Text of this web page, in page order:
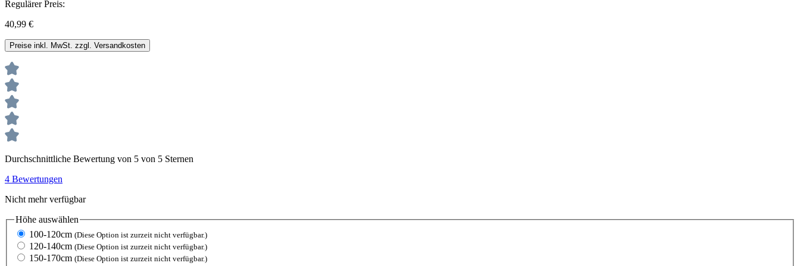
Regulärer Preis:
40,99 €
Preise inkl. MwSt. zzgl. Versandkosten
Durchschnittliche Bewertung von 5 von 5 Sternen
4 Bewertungen
Nicht mehr verfügbar
Höhe auswählen
100-120cm (Diese Option ist zurzeit nicht verfügbar.)
120-140cm (Diese Option ist zurzeit nicht verfügbar.)
150-170cm (Diese Option ist zurzeit nicht verfügbar.)